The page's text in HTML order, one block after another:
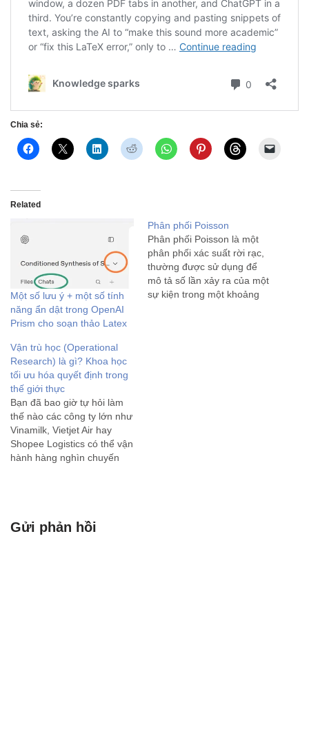
Chia sẻ:
Related
Một số lưu ý + một số tính
năng ẩn dật trong OpenAI
Prism cho soạn thảo Latex
Phân phối Poisson
Phân phối Poisson là một
phân phối xác suất rời rạc,
thường được sử dụng để
mô tả số lần xảy ra của một
sự kiện trong một khoảng
Vận trù học (Operational
Research) là gì? Khoa học
tối ưu hóa quyết định trong
thế giới thực
Bạn đã bao giờ tự hỏi làm
thế nào các công ty lớn như
Vinamilk, Vietjet Air hay
Shopee Logistics có thể vận
hành hàng nghìn chuyến
Gửi phản hồi